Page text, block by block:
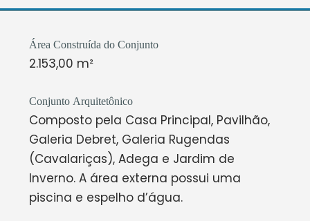
Área Construída do Conjunto
2.153,00 m²
Conjunto Arquitetônico
Composto pela Casa Principal, Pavilhão,
Galeria Debret, Galeria Rugendas
(Cavalariças), Adega e Jardim de
Inverno. A área externa possui uma
piscina e espelho d’água.